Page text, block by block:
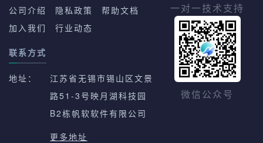
公司介绍 隐私政策
帮助文档
加入我们
行业动态
联系方式
地址：
江苏省无锡市锡山区文景
路51-3号映月湖科技园
B2栋帆软软件有限公司
更多地址
一对一技术支持
微信公众号